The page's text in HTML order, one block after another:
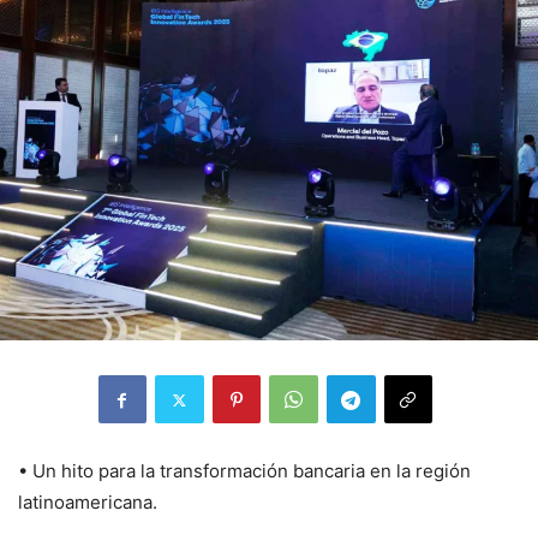
• Un hito para la transformación bancaria en la región
latinoamericana.